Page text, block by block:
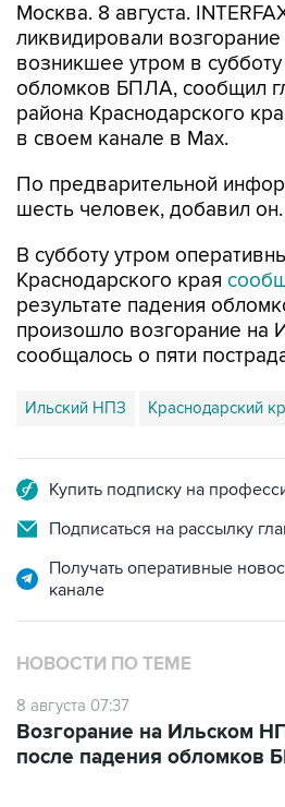
Москва. 8 августа.
ликвидировали
возникшее утром в
обломков БПЛА, сообщил
района Краснодарского
в своем канале в Max.
По предварительной
шесть человек, добавил он.
В субботу утром
Краснодарского края
результате падения
произошло возгорание на
сообщалось о пяти
Ильский НПЗ Краснодарский
Купить подписку на
Подписаться на рассылку
Получать оперативные
канале
НОВОСТИ ПО ТЕМЕ
8 августа 07:37
Возгорание на Ильском
после падения обломков